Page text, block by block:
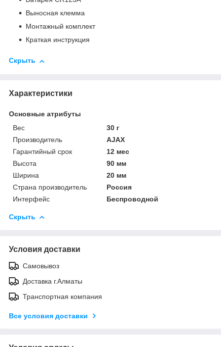
Выносная клемма
Монтажный комплект
Краткая инструкция
Скрыть
Характеристики
Основные атрибуты
Вес
30 г
Производитель
AJAX
Гарантийный срок
12 мес
Высота
90 мм
Ширина
20 мм
Страна производитель
Россия
Интерфейс
Беспроводной
Скрыть
Условия доставки
Самовывоз
Доставка г.Алматы
Транспортная компания
Все условия доставки